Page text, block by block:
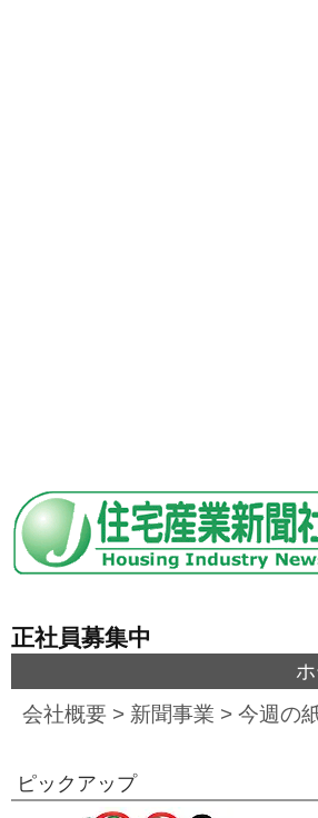
正社員募集中
会社概要 > 新聞事業 > 今週の
ピックアップ